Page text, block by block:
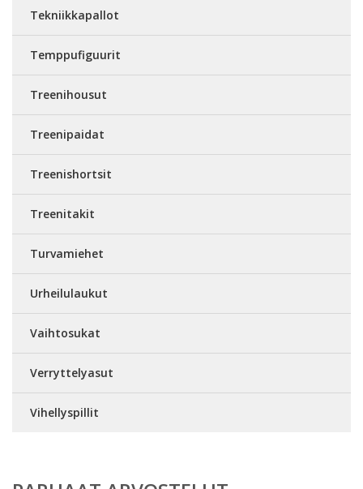
Tekniikkapallot
Temppufiguurit
Treenihousut
Treenipaidat
Treenishortsit
Treenitakit
Turvamiehet
Urheilulaukut
Vaihtosukat
Verryttelyasut
Vihellyspillit